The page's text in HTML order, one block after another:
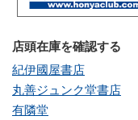
店頭在庫を確認する
紀伊國屋書店
丸善ジュンク堂書店
有隣堂